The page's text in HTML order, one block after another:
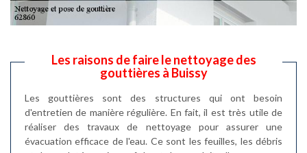
Les raisons de faire le nettoyage des
gouttières à Buissy
Les gouttières sont des structures qui ont besoin
d'entretien de manière régulière. En fait, il est très utile de
réaliser des travaux de nettoyage pour assurer une
évacuation efficace de l'eau. Ce sont les feuilles, les débris